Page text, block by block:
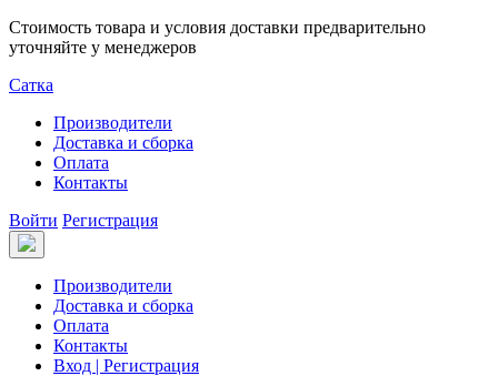
Стоимость товара и условия доставки предварительно
уточняйте у менеджеров
Сатка
Производители
Доставка и сборка
Оплата
Контакты
Войти Регистрация
Производители
Доставка и сборка
Оплата
Контакты
Вход | Регистрация